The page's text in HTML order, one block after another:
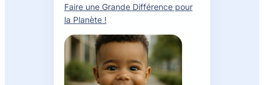
Faire une Grande Différence pour
la Planète !